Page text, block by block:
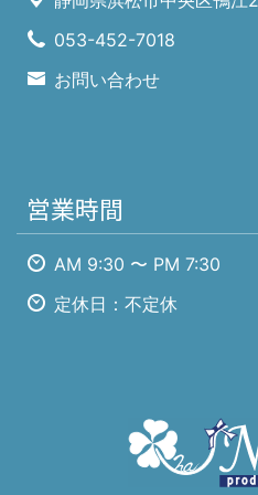
053-452-7018
お問い合わせ
営業時間
AM 9:30 〜 PM 7:30
定休日：不定休